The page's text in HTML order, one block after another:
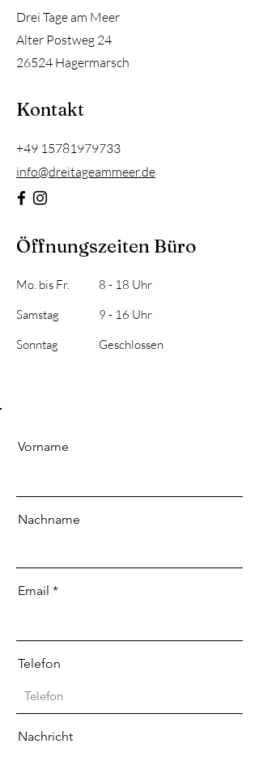
Drei Tage am Meer
Alter Postweg 24
26524 Hagermarsch
Kontakt
+49 15781979733
​info@dreitageammeer.de
Öffnungszeiten Büro
Mo. bis Fr.
8 - 18 Uhr
Samstag
9 - 16 Uhr
​Sonntag
Geschlossen
Vorname
Nachname
Email
Telefon
Nachricht